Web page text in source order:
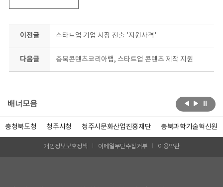
이전글 스타트업 기업 시장 진출 '지원사격'
다음글 충북콘텐츠코리아랩, 스타트업 콘텐츠 제작 지원
배너모음
충청북도청 청주시청 청주시문화산업진흥재단 충북과학기술혁신원
개인정보보호정책 이메일무단수집거부 이용약관